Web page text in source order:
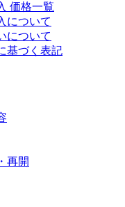
価格一覧
について
について
基づく表記
再開